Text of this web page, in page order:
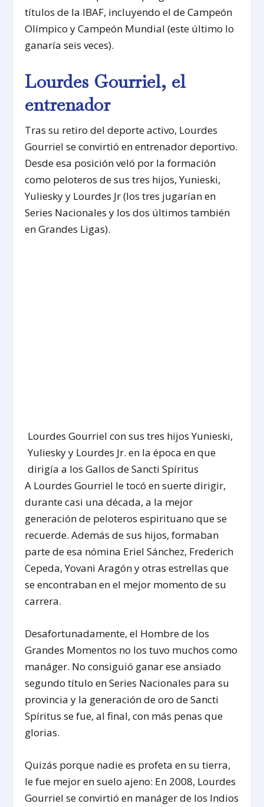
títulos de la IBAF, incluyendo el de Campeón
Olímpico y Campeón Mundial (este último lo
ganaría seis veces).
Lourdes Gourriel, el
entrenador
Tras su retiro del deporte activo, Lourdes
Gourriel se convirtió en entrenador deportivo.
Desde esa posición veló por la formación
como peloteros de sus tres hijos, Yunieski,
Yuliesky y Lourdes Jr (los tres jugarían en
Series Nacionales y los dos últimos también
en Grandes Ligas).
Lourdes Gourriel con sus tres hijos Yunieski,
Yuliesky y Lourdes Jr. en la época en que
dirigía a los Gallos de Sancti Spíritus
A Lourdes Gourriel le tocó en suerte dirigir,
durante casi una década, a la mejor
generación de peloteros espirituano que se
recuerde. Además de sus hijos, formaban
parte de esa nómina Eriel Sánchez, Frederich
Cepeda, Yovani Aragón y otras estrellas que
se encontraban en el mejor momento de su
carrera.
Desafortunadamente, el Hombre de los
Grandes Momentos no los tuvo muchos como
manáger. No consiguió ganar ese ansiado
segundo título en Series Nacionales para su
provincia y la generación de oro de Sancti
Spíritus se fue, al final, con más penas que
glorias.
Quizás porque nadie es profeta en su tierra,
le fue mejor en suelo ajeno: En 2008, Lourdes
Gourriel se convirtió en manáger de los Indios